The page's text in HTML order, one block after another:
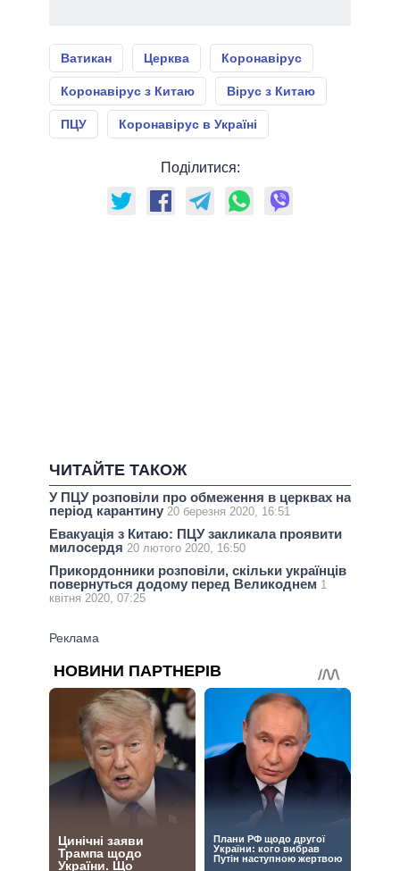
Ватикан Церква Коронавірус
Коронавірус з Китаю Вірус з Китаю
ПЦУ Коронавірус в Україні
Поділитися:
ЧИТАЙТЕ ТАКОЖ
У ПЦУ розповіли про обмеження в церквах на
період карантину 20 березня 2020, 16:51
Евакуація з Китаю: ПЦУ закликала проявити
милосердя 20 лютого 2020, 16:50
Прикордонники розповіли, скільки українців
повернуться додому перед Великоднем 1
квітня 2020, 07:25